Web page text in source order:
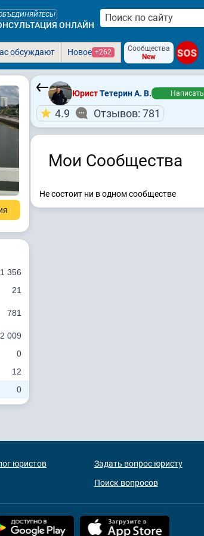
ОНЛАЙН
обсуждают Новое +262
Сообщества
New
SOS
1 356
21
781
2 009
0
12
0
ЮристТетерин А. В. Написать
4.9 Отзывов: 781
Мои Сообщества
Не состоит ни в одном сообществе
юристов
Задать вопрос юристу
Поиск вопросов